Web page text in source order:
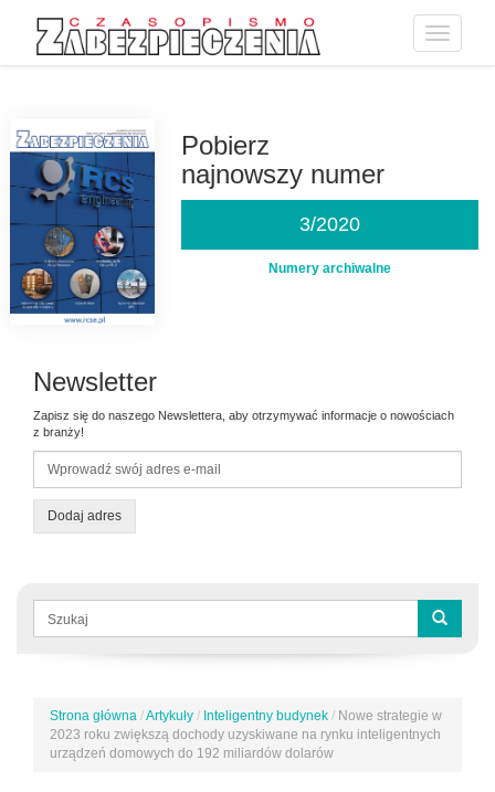
Toggle
Pobierz
najnowszy numer
3/2020
Numery archiwalne
Newsletter
Zapisz się do naszego Newslettera, aby otrzymywać informacje o nowościach
z branży!
Dodaj adres
Formularz
wyszukiwania
Jesteś
tutaj
Strona główna /Artykuły / Inteligentny budynek / Nowe strategie w
2023 roku zwiększą dochody uzyskiwane na rynku inteligentnych
urządzeń domowych do 192 miliardów dolarów